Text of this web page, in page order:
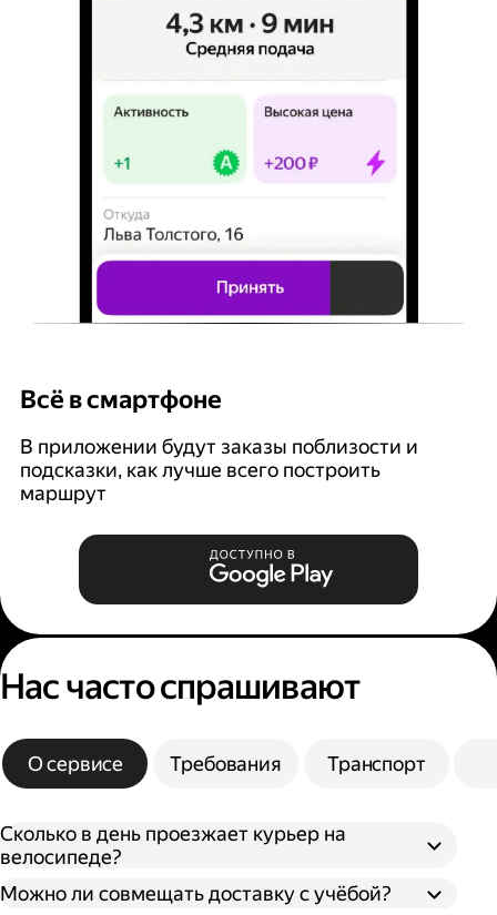
Всё в смартфоне
В приложении будут заказы поблизости и
подсказки, как лучше всего построить
маршрут
Нас часто спрашивают
О сервисе Требования Транспорт
Сколько в день проезжает курьер на
велосипеде?
Можно ли совмещать доставку с учёбой?